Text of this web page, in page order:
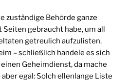
zuständige Behörde ganze
gebraucht habe, um all
getreulich aufzulisten.
– schließlich handele es sich
Geheimdienst, da mache
egal: Solch ellenlange Liste